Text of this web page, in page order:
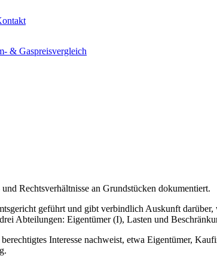
& Gaspreisvergleich
Rechtsverhältnisse an Grundstücken dokumentiert.
geführt und gibt verbindlich Auskunft
Abteilungen: Eigentümer (I), Lasten und
Interesse nachweist, etwa Eigentümer,